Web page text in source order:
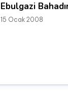
Ebulgazi
15 Ocak 2008